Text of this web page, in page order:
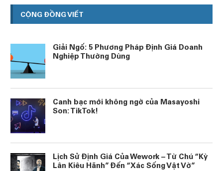
CỘNG ĐỒNG VIẾT
Giải Ngố: 5 Phương Pháp Định Giá Doanh
Nghiệp Thường Dùng
Canh bạc mới không ngờ của Masayoshi
Son: TikTok!
Lịch Sử Định Giá Của Wework – Từ Chú “Kỳ
Lân Kiêu Hãnh” Đến “Xác Sống Vật Vờ”